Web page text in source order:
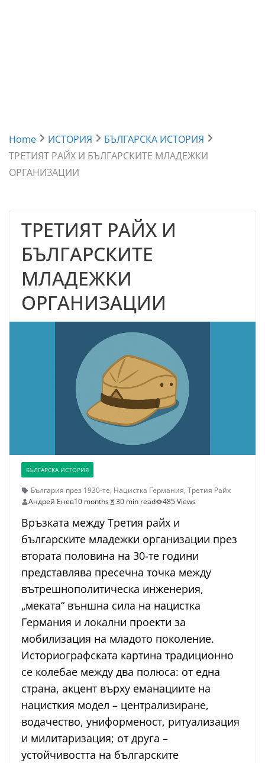
Home ИСТОРИЯ
БЪЛГАРСКА ИСТОРИЯ
ТРЕТИЯТ РАЙХ И БЪЛГАРСКИТЕ МЛАДЕЖКИ
ОРГАНИЗАЦИИ
ТРЕТИЯТ РАЙХ И
БЪЛГАРСКИТЕ
МЛАДЕЖКИ
ОРГАНИЗАЦИИ
БЪЛГАРСКА ИСТОРИЯ
България през 1930-те, Нацистка Германия, Третия Райх
Андрей Енев10 months 30 min read 485 Views
Връзката между Третия райх и
българските младежки организации през
втората половина на 30-те години
представлява пресечна точка между
вътрешнополитическа инженерия,
„меката“ външна сила на нацистка
Германия и локални проекти за
мобилизация на младото поколение.
Историографската картина традиционно
се колебае между два полюса: от една
страна, акцент върху еманациите на
нацисткия модел – централизиране,
водачество, униформеност, ритуализация
и милитаризация; от друга –
устойчивостта на българските